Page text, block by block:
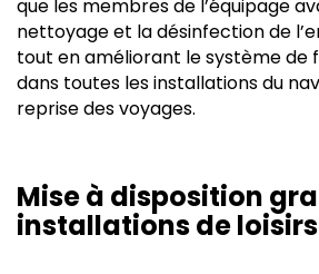
que les membres de l’équipage
nettoyage et la désinfection de
tout en améliorant le système de
dans toutes les installations du
reprise des voyages.
Mise à disposition
installations de loisirs